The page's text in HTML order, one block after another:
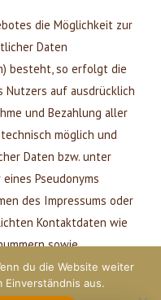
die Möglichkeit zur
Daten
besteht, so erfolgt die
Nutzers auf ausdrücklich
und Bezahlung aller
möglich und
Daten bzw. unter
Pseudonyms
des Impressums oder
Kontaktdaten wie
sowie
von nicht
ist nicht
du die Website weiter
aus.